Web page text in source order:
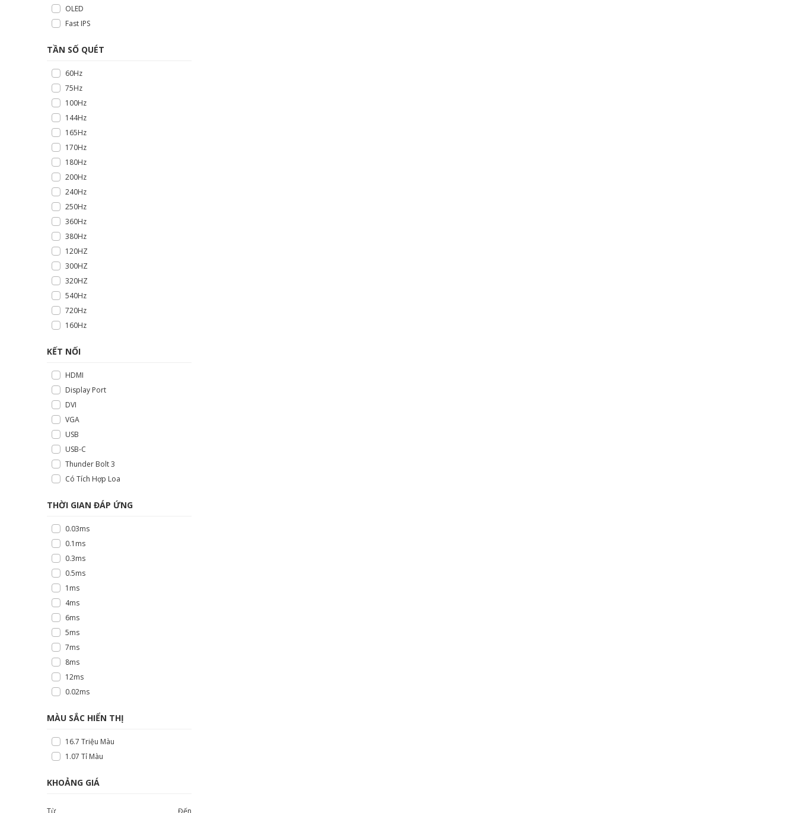
OLED
Fast IPS
TẦN SỐ QUÉT
60Hz
75Hz
100Hz
144Hz
165Hz
170Hz
180Hz
200Hz
240Hz
250Hz
360Hz
380Hz
120HZ
300HZ
320HZ
540Hz
720Hz
160Hz
KẾT NỐI
HDMI
Display Port
DVI
VGA
USB
USB-C
Thunder Bolt 3
Có Tích Hợp Loa
THỜI GIAN ĐÁP ỨNG
0.03ms
0.1ms
0.3ms
0.5ms
1ms
4ms
6ms
5ms
7ms
8ms
12ms
0.02ms
MÀU SẮC HIỂN THỊ
16.7 Triệu Màu
1.07 Tỉ Màu
KHOẢNG GIÁ